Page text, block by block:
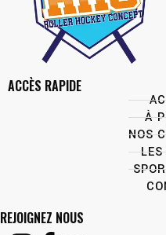
ACCÈS RAPIDE
À
NOS
REJOIGNEZ NOUS